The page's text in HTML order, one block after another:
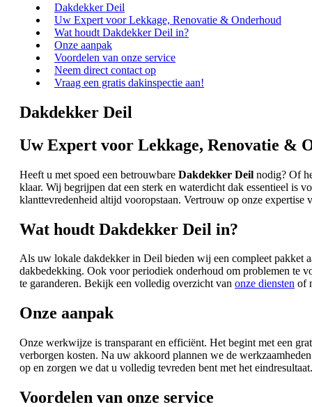
Dakdekker Deil
Uw Expert voor Lekkage, Renovatie & Onderhoud
Wat houdt Dakdekker Deil in?
Onze aanpak
Voordelen van onze service
Neem direct contact op
Vraag een gratis dakinspectie aan!
Dakdekker Deil
Uw Expert voor Lekkage, Renovatie &
Heeft u met spoed een betrouwbare Dakdekker Deil nodig? Of
klaar. Wij begrijpen dat een sterk en waterdicht dak essentieel
klanttevredenheid altijd vooropstaan. Vertrouw op onze
Wat houdt Dakdekker Deil in?
Als uw lokale dakdekker in Deil bieden wij een compleet pakket
dakbedekking. Ook voor periodiek onderhoud om problemen te
te garanderen. Bekijk een volledig overzicht van onze diensten of
Onze aanpak
Onze werkwijze is transparant en efficiënt. Het begint met een
verborgen kosten. Na uw akkoord plannen we de
op en zorgen we dat u volledig tevreden bent met het
Voordelen van onze service